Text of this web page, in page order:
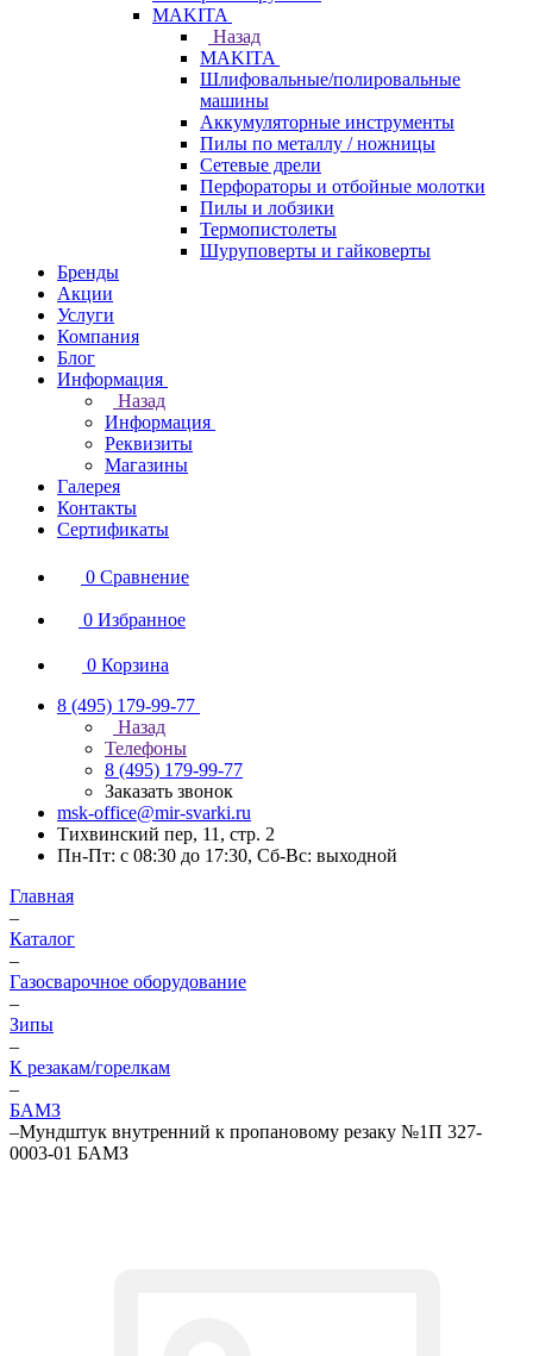
МAKITA
Назад
МAKITA
Шлифовальные/полировальные
машины
Аккумуляторные инструменты
Пилы по металлу / ножницы
Сетевые дрели
Перфораторы и отбойные молотки
Пилы и лобзики
Термопистолеты
Шуруповерты и гайковерты
Бренды
Акции
Услуги
Компания
Блог
Информация
Назад
Информация
Реквизиты
Магазины
Галерея
Контакты
Сертификаты
0 Сравнение
0 Избранное
0 Корзина
8 (495) 179-99-77
Назад
Телефоны
8 (495) 179-99-77
Заказать звонок
msk-office@mir-svarki.ru
Тихвинский пер, 11, стр. 2
Пн-Пт: с 08:30 до 17:30, Сб-Вс: выходной
Главная
–
Каталог
–
Газосварочное оборудование
–
Зипы
–
К резакам/горелкам
–
БАМЗ
–Мундштук внутренний к пропановому резаку №1П 327-
0003-01 БАМЗ